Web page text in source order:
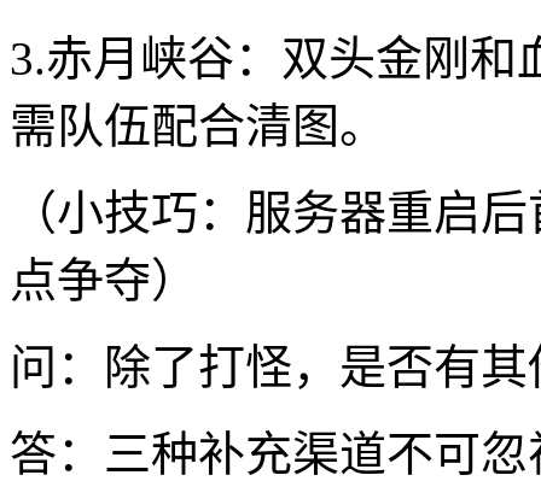
3.赤月峡谷：双头金刚
需队伍配合清图。
（小技巧：服务器重启
点争夺）
问：除了打怪，是否有
答：三种补充渠道不可忽